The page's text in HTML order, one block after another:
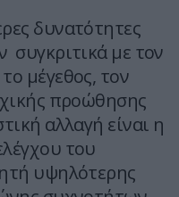
δυνατότητες
συγκριτικά με τον
μέγεθος, τον
προώθησης
αλλαγή είναι η
του
υψηλότερης